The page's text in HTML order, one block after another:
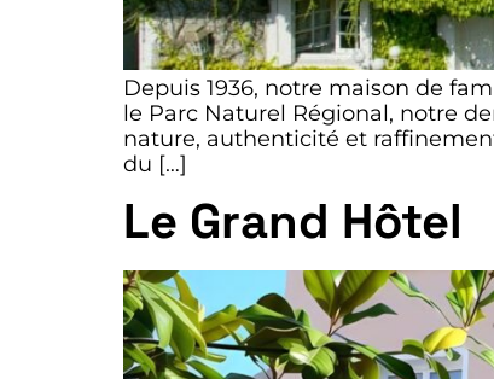
Depuis 1936, notre maison de
le Parc Naturel Régional, notre
nature, authenticité et
du […]
Le Grand Hôtel